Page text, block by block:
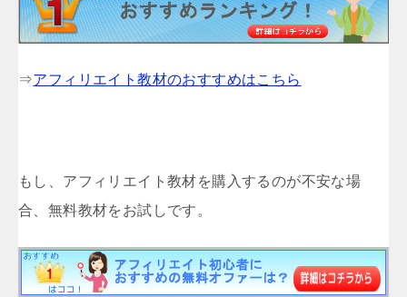
⇒アフィリエイト教材のおすすめはこちら
もし、アフィリエイト教材を購入するのが不安な場
合、無料教材をお試しです。